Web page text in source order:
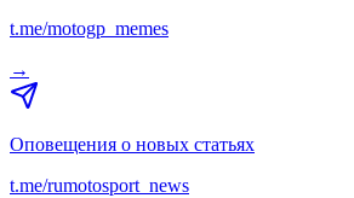
t.me/motogp_memes
→
Оповещения о новых статьях
t.me/rumotosport_news